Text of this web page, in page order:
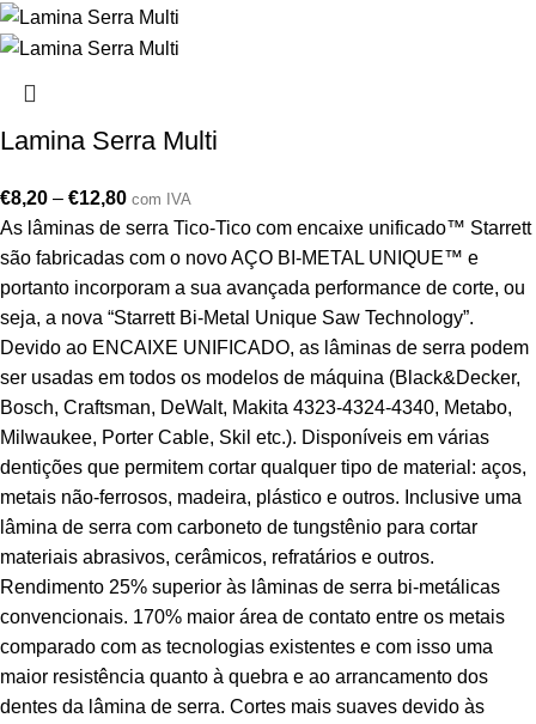
Lamina Serra Multi
€8,20 – €12,80 com IVA
As lâminas de serra Tico-Tico com encaixe unificado™ Starrett
são fabricadas com o novo AÇO BI-METAL UNIQUE™ e
portanto incorporam a sua avançada performance de corte, ou
seja, a nova “Starrett Bi-Metal Unique Saw Technology”.
Devido ao ENCAIXE UNIFICADO, as lâminas de serra podem
ser usadas em todos os modelos de máquina (Black&Decker,
Bosch, Craftsman, DeWalt, Makita 4323-4324-4340, Metabo,
Milwaukee, Porter Cable, Skil etc.). Disponíveis em várias
dentições que permitem cortar qualquer tipo de material: aços,
metais não-ferrosos, madeira, plástico e outros. Inclusive uma
lâmina de serra com carboneto de tungstênio para cortar
materiais abrasivos, cerâmicos, refratários e outros.
Rendimento 25% superior às lâminas de serra bi-metálicas
convencionais. 170% maior área de contato entre os metais
comparado com as tecnologias existentes e com isso uma
maior resistência quanto à quebra e ao arrancamento dos
dentes da lâmina de serra. Cortes mais suaves devido às